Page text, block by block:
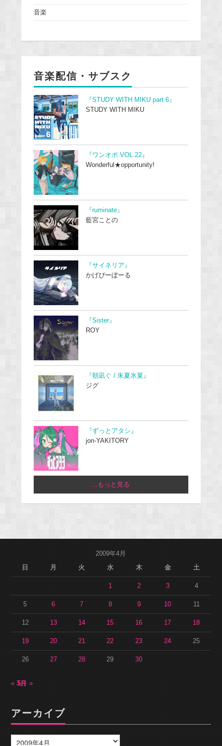
音楽
音楽配信・サブスク
『STUDY WITH MIKU part 6』
STUDY WITH MIKU
『ワンオポ VOL.22』
Wonderful★opportunity!
『ruminate』
藍宮ことの
『サイネリア』
かげぴーぼーる
『Sister』
ROY
『朝凪ぐ / 朱夏氷菓』
ジグ
『ずっとアタシ』
jon-YAKITORY
...もっと見る
2009年4月
日
月 火 水 木 金 土
1 2 3 4
5 6 7 8 9 10 11
12 13 14 15 16 17 18
19 20 21 22 23 24 25
26 27 28 29 30
« 3月5月 »
アーカイブ
ー